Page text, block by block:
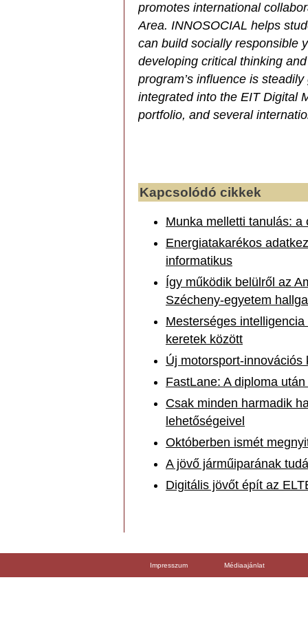
promotes international
Area. INNOSOCIAL helps
can build socially responsible
developing critical thinking
program’s influence is
integrated into the EIT Digital
portfolio, and several
Kapcsolódó cikkek
Munka melletti tanulás:
Energiatakarékos
informatikus
Így működik belülről az
Szécheny-egyetem
Mesterséges
keretek között
Új motorsport-
FastLane: A diploma
Csak minden harmadik
lehetőségeivel
Októberben ismét
A jövő járműiparának
Digitális jövőt épít az
Impresszum Médiaajánlat